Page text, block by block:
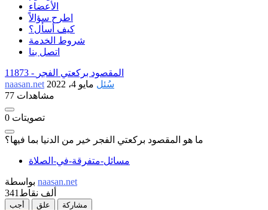
الأعضاء
اطرح سؤالاً
كيف أسأل؟
شروط الخدمة
اتصل بنا
11873 - المقصود بركعتي الفجر
naasan.net
سُئل مايو 4، 2022
77 مشاهدات
0 تصويتات
ما هو المقصود بركعتي الفجر خير من الدنيا بما فيها؟
مسائل-متفرقة-في-الصلاة
naasan.net
341ألف نقاط
أجب علق
مشاركة